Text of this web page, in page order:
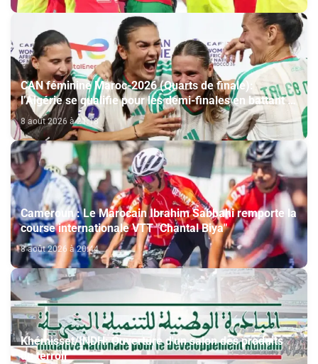
CAN féminine Maroc-2026 (Quarts de finale):
l’Algérie se qualifie pour les demi-finales en battant la
Côte d’Ivoire (2-1)
8 août 2026 à 21:18
Cameroun : Le Marocain Ibrahim Sabbahi remporte la
course internationale VTT "Chantal Biya"
8 août 2026 à 20:44
Khémisset/INDH: Ouverture d'un salon des produits
du terroir